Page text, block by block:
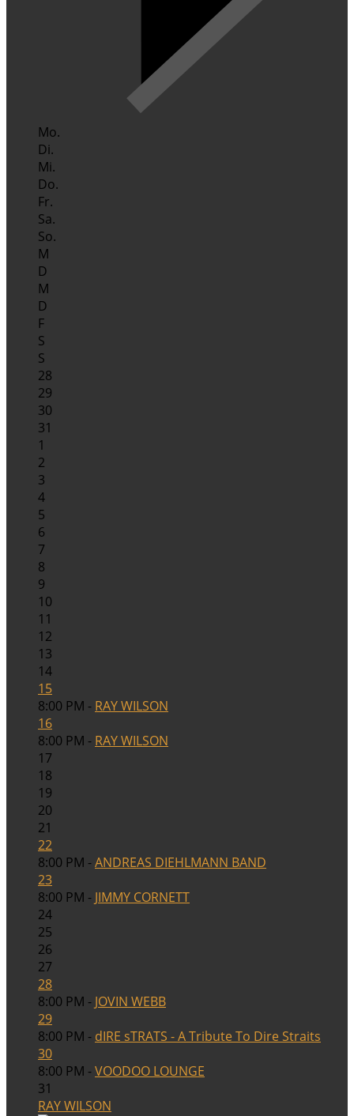
Mo.
Di.
Mi.
Do.
Fr.
Sa.
So.
M
D
M
D
F
S
S
28
29
30
31
1
2
3
4
5
6
7
8
9
10
11
12
13
14
15
8:00 PM - RAY WILSON
16
8:00 PM - RAY WILSON
17
18
19
20
21
22
8:00 PM -ANDREAS DIEHLMANN BAND
23
8:00 PM - JIMMY CORNETT
24
25
26
27
28
8:00 PM - JOVIN WEBB
29
8:00 PM - dIRE sTRATS - A Tribute To Dire Straits
30
8:00 PM -VOODOO LOUNGE
31
RAY WILSON